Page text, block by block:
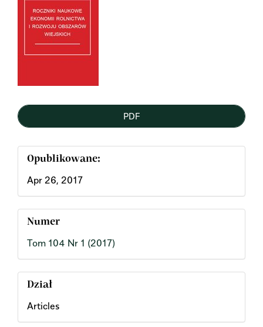
Sidebar
PDF
Opublikowane:
Apr 26, 2017
Numer
Tom 104 Nr 1 (2017)
Dział
Articles